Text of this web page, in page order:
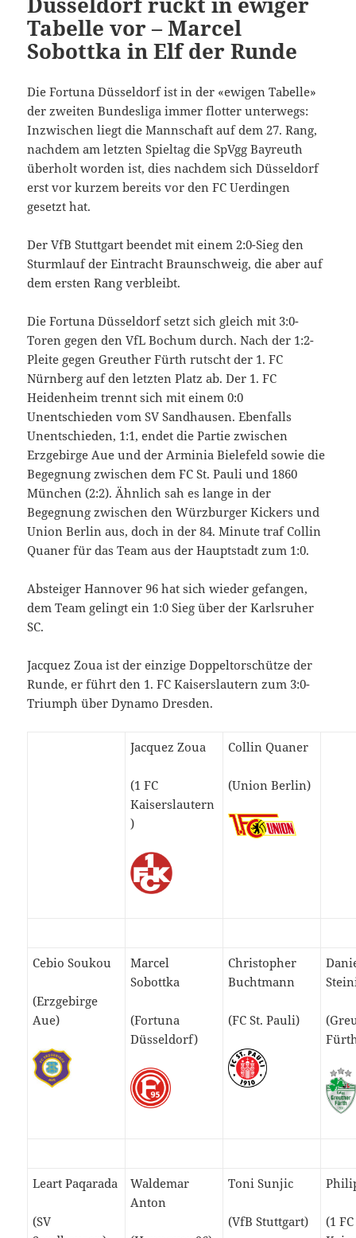
Tabelle vor – Marcel
Sobottka in Elf der Runde
Die Fortuna Düsseldorf ist in der «ewigen Tabelle»
der zweiten Bundesliga immer flotter unterwegs:
Inzwischen liegt die Mannschaft auf dem 27. Rang,
nachdem am letzten Spieltag die SpVgg Bayreuth
überholt worden ist, dies nachdem sich Düsseldorf
erst vor kurzem bereits vor den FC Uerdingen
gesetzt hat.
Der VfB Stuttgart beendet mit einem 2:0-Sieg den
Sturmlauf der Eintracht Braunschweig, die aber auf
dem ersten Rang verbleibt.
Die Fortuna Düsseldorf setzt sich gleich mit 3:0-
Toren gegen den VfL Bochum durch. Nach der 1:2-
Pleite gegen Greuther Fürth rutscht der 1. FC
Nürnberg auf den letzten Platz ab. Der 1. FC
Heidenheim trennt sich mit einem 0:0
Unentschieden vom SV Sandhausen. Ebenfalls
Unentschieden, 1:1, endet die Partie zwischen
Erzgebirge Aue und der Arminia Bielefeld sowie die
Begegnung zwischen dem FC St. Pauli und 1860
München (2:2). Ähnlich sah es lange in der
Begegnung zwischen den Würzburger Kickers und
Union Berlin aus, doch in der 84. Minute traf Collin
Quaner für das Team aus der Hauptstadt zum 1:0.
Absteiger Hannover 96 hat sich wieder gefangen,
dem Team gelingt ein 1:0 Sieg über der Karlsruher
SC.
Jacquez Zoua ist der einzige Doppeltorschütze der
Runde, er führt den 1. FC Kaiserslautern zum 3:0-
Triumph über Dynamo Dresden.
Jacquez Zoua
(1 FC
Kaiserslautern
)
Collin Quaner
(Union Berlin)
Cebio Soukou
(Erzgebirge
Aue)
Marcel
Sobottka
(Fortuna
Düsseldorf)
Christopher
Buchtmann
(FC St. Pauli)
Leart Paqarada
(SV
Waldemar
Anton
Toni Sunjic
(VfB Stuttgart)
(1 FC